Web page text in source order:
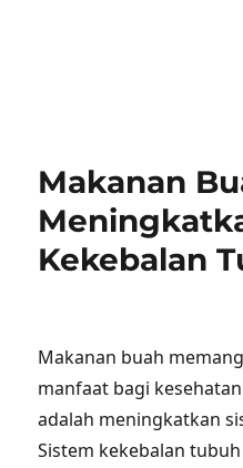
Makanan
Kekebalan
Makanan buah
manfaat bagi
adalah meningkatkan
Sistem kekebalan